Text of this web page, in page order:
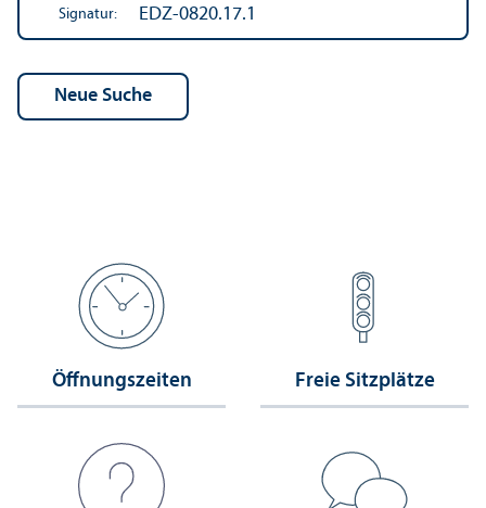
Signatur: EDZ-0820.17.1
Öffnungs­zeiten Freie Sitzplätze